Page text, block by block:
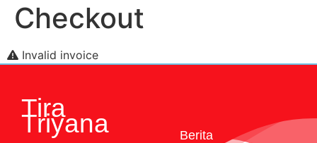
Checkout
Invalid invoice
Tira
Triyana Berita